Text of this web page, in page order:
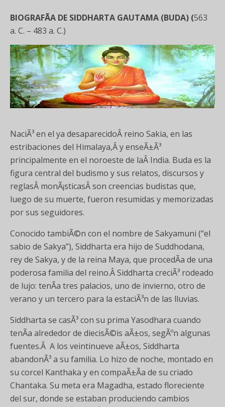
BIOGRAFÃA DE SIDDHARTA GAUTAMA (BUDA) (563
a. C. – 483 a. C.)
NaciÃ³ en el ya desaparecidoÂ reino Sakia, en las
estribaciones del Himalaya,Â y enseÃ±Ã³
principalmente en el noroeste de laÂ India. Buda es la
figura central del budismo y sus relatos, discursos y
reglasÂ monÃ¡sticasÂ son creencias budistas que,
luego de su muerte, fueron resumidas y memorizadas
por sus seguidores.
Conocido tambiÃ©n con el nombre de Sakyamuni (“el
sabio de Sakya”), Siddharta era hijo de Suddhodana,
rey de Sakya, y de la reina Maya, que procedÃ­a de una
poderosa familia del reino.Â Siddharta creciÃ³ rodeado
de lujo: tenÃ­a tres palacios, uno de invierno, otro de
verano y un tercero para la estaciÃ³n de las lluvias.
Siddharta se casÃ³ con su prima Yasodhara cuando
tenÃ­a alrededor de diecisÃ©is aÃ±os, segÃºn algunas
fuentes.Â A los veintinueve aÃ±os, Siddharta
abandonÃ³ a su familia. Lo hizo de noche, montado en
su corcel Kanthaka y en compaÃ±Ã­a de su criado
Chantaka. Su meta era Magadha, estado floreciente
del sur, donde se estaban produciendo cambios